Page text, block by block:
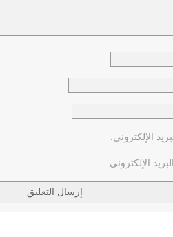
الإلكتروني.
الإلكتروني.